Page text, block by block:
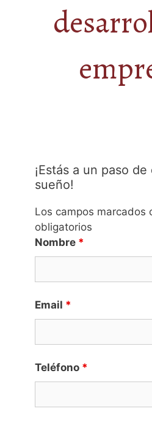
¡Estás a un paso
sueño!
Los campos marcados
obligatorios
Nombre *
Email *
Teléfono *